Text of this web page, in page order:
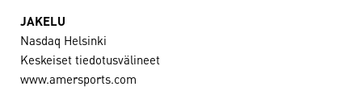
JAKELU
Nasdaq Helsinki
Keskeiset tiedotusvälineet
www.amersports.com